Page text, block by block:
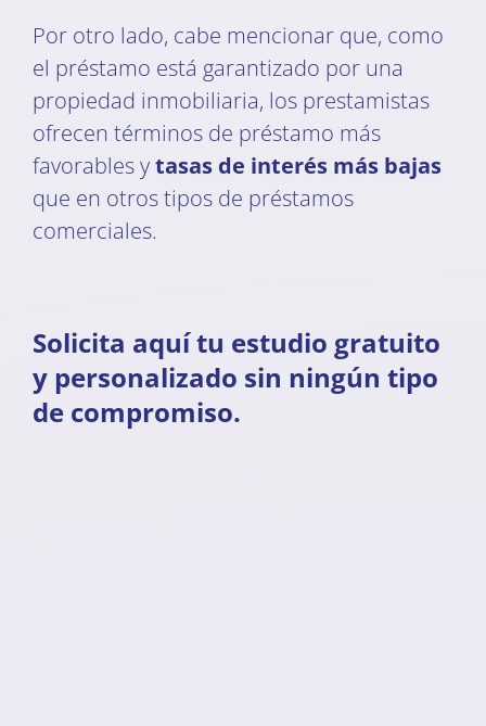
Por otro lado, cabe mencionar que, como
el préstamo está garantizado por una
propiedad inmobiliaria, los prestamistas
ofrecen términos de préstamo más
favorables ytasas de interés más bajas
que en otros tipos de préstamos
comerciales.
Solicita aquí tu estudio gratuito
y personalizado sin ningún tipo
de compromiso.